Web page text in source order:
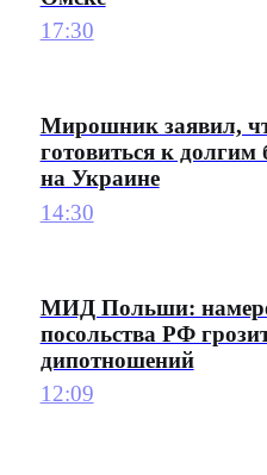
17:30
Мирошник заявил,
готовиться к
на Украине
14:30
МИД Польши:
посольства РФ
дипотношений
12:09